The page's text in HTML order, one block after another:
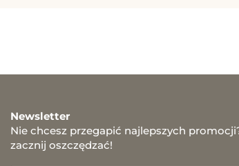
Newsletter
Nie chcesz przegapić najlepszych
zacznij oszczędzać!